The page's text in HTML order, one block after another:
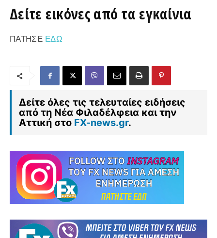
Δείτε εικόνες από τα εγκαίνια
ΠΑΤΗΣΕ ΕΔΩ
Δείτε όλες τις τελευταίες ειδήσεις
από τη Νέα Φιλαδέλφεια και την
Αττική στο FX-news.gr.